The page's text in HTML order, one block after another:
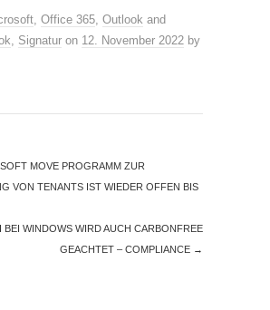
, Office 365, Outlook and
, Signatur on 12. November 2022 by
MOVE PROGRAMM ZUR
VON TENANTS IST WIEDER OFFEN BIS
BEI WINDOWS WIRD AUCH CARBONFREE
GEACHTET – COMPLIANCE →